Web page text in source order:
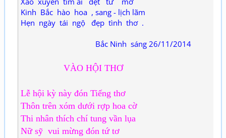
Kinh Bắc hào hoa , sang - lịch lãm
Hẹn ngày tái ngộ đẹp tình thơ .
Bắc Ninh sáng 26/11/2014
VÀO HỘI THƠ
Lễ hội kỳ này đón Tiếng thơ
Thôn trên xóm dưới rợp hoa cờ
Thi nhân thích chí tung vần lụa
Nữ sỹ vui mừng đón tứ tơ